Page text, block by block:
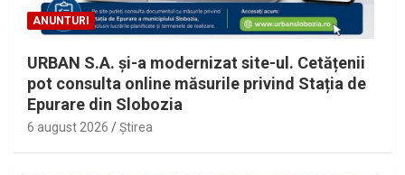
ANUNTURI
URBAN S.A. și-a modernizat site-ul. Cetățenii
pot consulta online măsurile privind Stația de
Epurare din Slobozia
6 august 2026 Ştirea